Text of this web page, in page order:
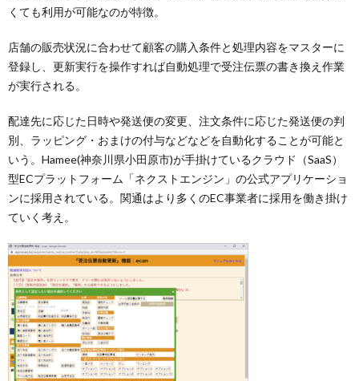
くても利用が可能なのが特徴。
店舗の販売状況に合わせて顧客の購入条件と処理内容をマスターに
登録し、更新実行を操作すれば自動処理で受注伝票の書き換え作業
が実行される。
配達先に応じた日時や発送便の変更、注文条件に応じた発送便の判
別、ラッピング・おまけの付与などなどを自動化することが可能と
いう。Hamee(神奈川県小田原市)が手掛けているクラウド（SaaS）
型ECプラットフォーム「ネクストエンジン」の公式アプリケーショ
ンに採用されている。関通はより多くのEC事業者に採用を働き掛け
ていく考え。